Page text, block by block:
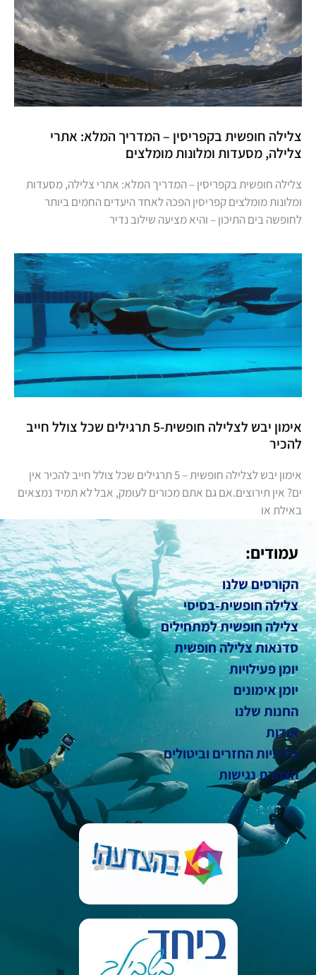
צלילה חופשית בקפריסין – המדריך המלא: אתרי
צלילה, מסעדות ומלונות מומלצים
צלילה חופשית בקפריסין – המדריך המלא: אתרי צלילה, מסעדות
ומלונות מומלצים קפריסין הפכה לאחד היעדים החמים ביותר
לחופשה בים התיכון – והיא מציעה שילוב נדיר
אימון יבש לצלילה חופשית-5 תרגילים שכל צולל חייב
להכיר
אימון יבש לצלילה חופשית – 5 תרגילים שכל צולל חייב להכיר אין
ים? אין תירוצים.אם גם אתם מכורים לעומק, אבל לא תמיד נמצאים
באילת או
עמודים:
הקורסים שלנו
צלילה חופשית-בסיסי
צלילה חופשית למתחילים
סדנאות צלילה חופשית
יומן פעילויות
יומן אימונים
החנות שלנו
אודות
מדיניות החזרים וביטולים
הצהרת נגישות